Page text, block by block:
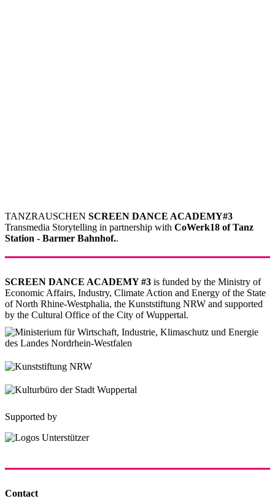
TANZRAUSCHEN SCREEN DANCE ACADEMY#3
Transmedia Storytelling in partnership with CoWerk18 of Tanz
Station - Barmer Bahnhof..
SCREEN DANCE ACADEMY #3 is funded by the Ministry of
Economic Affairs, Industry, Climate Action and Energy of the State
of North Rhine-Westphalia, the Kunststiftung NRW and supported
by the Cultural Office of the City of Wuppertal.
Supported by
Contact